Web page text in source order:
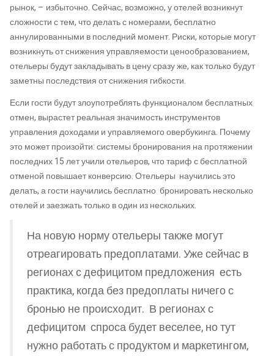
рынок, – избыточно. Сейчас, возможно, у отелей возникнут
сложности с тем, что делать с номерами, бесплатно
аннулированными в последний момент. Риски, которые могут
возникнуть от снижения управляемости ценообразованием,
отельеры будут закладывать в цену сразу же, как только будут
заметны последствия от снижения гибкости.
Если гости будут злоупотреблять функционалом бесплатных
отмен, вырастет реальная значимость инструментов
управления доходами и управляемого овербукинга. Почему
это может произойти: системы бронирования на протяжении
последних 15 лет учили отельеров, что тариф с бесплатной
отменой повышает конверсию. Отельеры научились это
делать, а гости научились бесплатно бронировать несколько
отелей и заезжать только в один из нескольких.
На новую норму отельеры также могут
отреагировать предоплатами. Уже сейчас в
регионах с дефицитом предложения есть
практика, когда без предоплаты ничего с
бронью не происходит. В регионах с
дефицитом спроса будет веселее, но тут
нужно работать с продуктом и маркетингом,